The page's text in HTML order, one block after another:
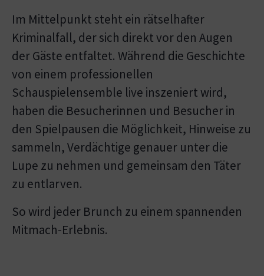
Im Mittelpunkt steht ein rätselhafter
Kriminalfall, der sich direkt vor den Augen
der Gäste entfaltet. Während die Geschichte
von einem professionellen
Schauspielensemble live inszeniert wird,
haben die Besucherinnen und Besucher in
den Spielpausen die Möglichkeit, Hinweise zu
sammeln, Verdächtige genauer unter die
Lupe zu nehmen und gemeinsam den Täter
zu entlarven.
So wird jeder Brunch zu einem spannenden
Mitmach-Erlebnis.